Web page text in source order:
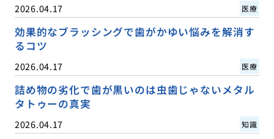
2026.04.17 医療
効果的なブラッシングで歯がかゆい悩みを解消す
るコツ
2026.04.17 医療
詰め物の劣化で歯が黒いのは虫歯じゃないメタル
タトゥーの真実
2026.04.17 知識